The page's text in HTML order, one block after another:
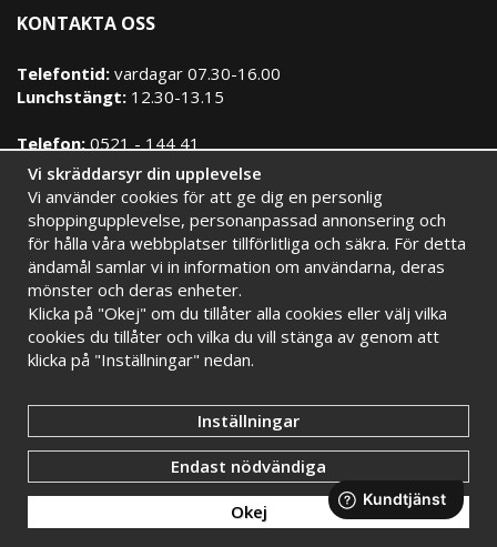
Är du inte
återförsäljare
produkter?
KONTAKTA OSS
Telefontid: vardagar 07.30-16.00
Lunchstängt: 12.30-13.15
Telefon:0521 - 144 41
E-post: info@signimport.se
Kontakta oss
HANDLA TRYGGT HOS OSS
Brett sortiment
Eget stort lager
Snabba leveranser
Faktura 30 dagar
Vi skräddarsyr din upplevelse
Vi använder cookies för att ge dig en personlig
shoppingupplevelse, personanpassad annonsering och
för hålla våra webbplatser tillförlitliga och säkra. För detta
ändamål samlar vi in information om användarna, deras
mönster och deras enheter.
Klicka på "Okej" om du tillåter alla cookies eller välj vilka
cookies du tillåter och vilka du vill stänga av genom att
klicka på "Inställningar" nedan.
Inställningar
Endast nödvändiga
Okej